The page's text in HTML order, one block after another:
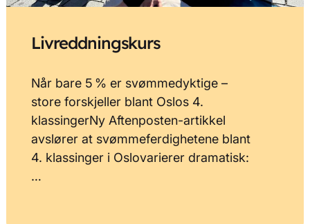
Livreddningskurs
Når bare 5 % er svømmedyktige –
store forskjeller blant Oslos 4.
klassingerNy Aftenposten-artikkel
avslører at svømmeferdighetene blant
4. klassinger i Oslovarierer dramatisk:
…